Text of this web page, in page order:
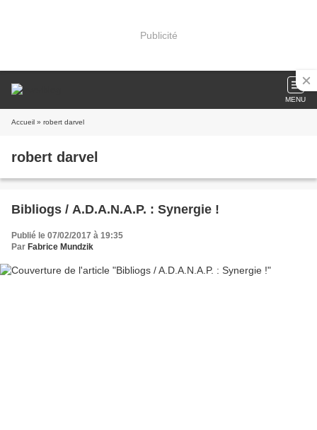
Publicité
MENU
Accueil » robert darvel
robert darvel
Bibliogs / A.D.A.N.A.P. : Synergie !
Publié le 07/02/2017 à 19:35
Par Fabrice Mundzik